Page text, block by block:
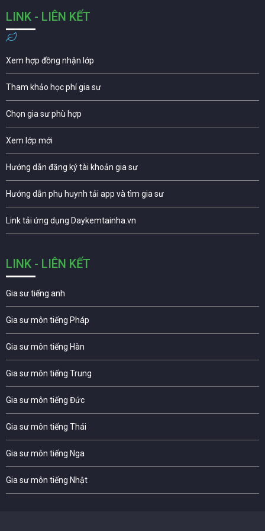
LINK - LIÊN KẾT
Xem hợp đồng nhận lớp
Tham khảo học phí gia sư
Chọn gia sư phù hợp
Xem lớp mới
Hướng dẫn đăng ký tài khoản gia sư
Hướng dẫn phụ huynh tải app và tìm gia sư
Link tải ứng dụng Daykemtainha.vn
LINK - LIÊN KẾT
Gia sư tiếng anh
Gia sư môn tiếng Pháp
Gia sư môn tiếng Hàn
Gia sư môn tiếng Trung
Gia sư môn tiếng Đức
Gia sư môn tiếng Thái
Gia sư môn tiếng Nga
Gia sư môn tiếng Nhật